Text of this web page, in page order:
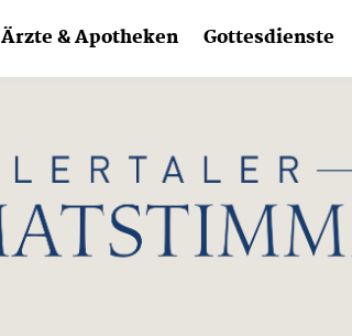
Ärzte & Apotheken Gottesdienste